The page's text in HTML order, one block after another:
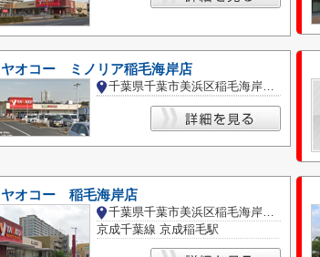
ヤオコー ミノリア稲毛海岸店
千葉県千葉市美浜区稲毛海岸２丁目
ヤオコー 稲毛海岸店
千葉県千葉市美浜区稲毛海岸５丁目
京成千葉線 京成稲毛駅